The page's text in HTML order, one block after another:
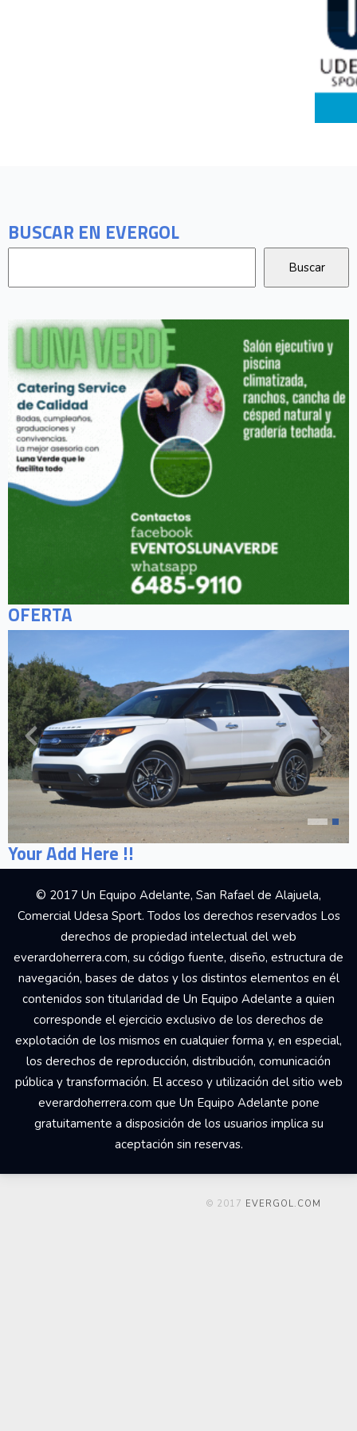
BUSCAR EN EVERGOL
OFERTA
Your Add Here !!
© 2017 Un Equipo Adelante, San Rafael de Alajuela,
Comercial Udesa Sport. Todos los derechos reservados Los
derechos de propiedad intelectual del web
everardoherrera.com, su código fuente, diseño, estructura de
navegación, bases de datos y los distintos elementos en él
contenidos son titularidad de Un Equipo Adelante a quien
corresponde el ejercicio exclusivo de los derechos de
explotación de los mismos en cualquier forma y, en especial,
los derechos de reproducción, distribución, comunicación
pública y transformación. El acceso y utilización del sitio web
everardoherrera.com que Un Equipo Adelante pone
gratuitamente a disposición de los usuarios implica su
aceptación sin reservas.
© 2017 EVERGOL.COM